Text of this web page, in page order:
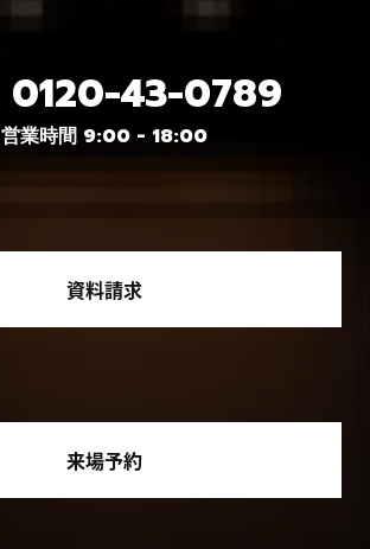
0120-43-0789
営業時間 9:00 - 18:00
資料請求
来場予約